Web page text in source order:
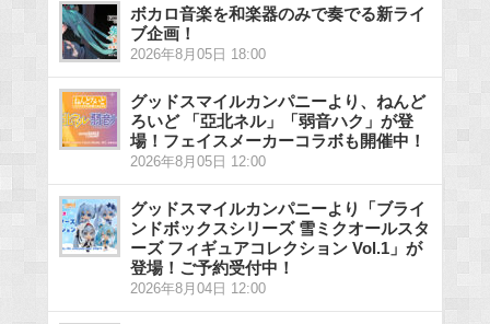
ボカロ音楽を和楽器のみで奏でる新ライ
ブ企画！
2026年8月05日 18:00
グッドスマイルカンパニーより、ねんど
ろいど 「亞北ネル」「弱音ハク」が登
場！フェイスメーカーコラボも開催中！
2026年8月05日 12:00
グッドスマイルカンパニーより「ブライ
ンドボックスシリーズ 雪ミクオールスタ
ーズ フィギュアコレクション Vol.1」が
登場！ご予約受付中！
2026年8月04日 12:00